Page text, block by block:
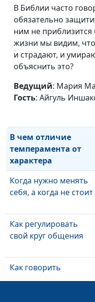
В Библии часто
обязательно
ним не
жизни мы видим,
и страдают, и
объяснить это?
Ведущий: Мария
Гость: Айгуль
Как справиться с
раздражительностью
Влияет ли окружение
на человека против
Как не быть
бесхарактерным и
В чем отличие
темперамента от
характера
Когда нужно менять
себя, а когда не стоит
Как регулировать
свой круг общения
Как говорить
близкому о его